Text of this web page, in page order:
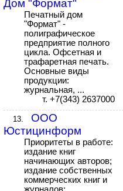
Дом "Формат"
Печатный дом
"Формат" -
полиграфическое
предприятие полного
цикла. Офсетная и
трафаретная печать.
Основные виды
продукции:
журнальная, ...
т. +7(343) 2637000
13.
ООО
Юстицинформ
Приоритеты в работе:
издание книг
начинающих авторов;
издание собственных
коммерческих книг и